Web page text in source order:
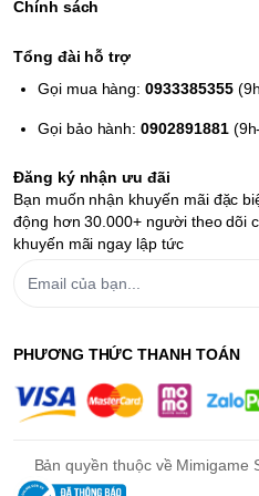
đủ.
Chính sách
Tổng đài hỗ trợ
Gọi mua hàng:0933385355
Gọi bảo hành:0902891881
Đăng ký nhận ưu đãi
Bạn muốn nhận khuyến mãi đặc
động hơn 30.000+ người theo dõi
khuyến mãi ngay lập tức
PHƯƠNG THỨC THANH TOÁN
Bản quyền thuộc về Mimigame